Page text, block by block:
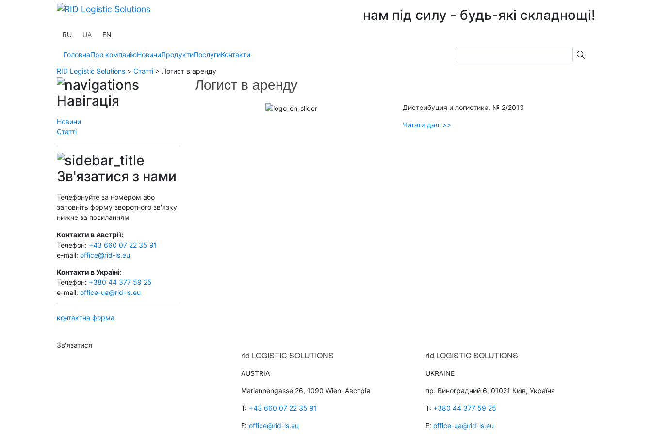
нам під силу - будь-які складнощі!
RU UA EN
ГоловнаПро компаніюНовиниПродуктиПослугиКонтакти
RID Logistic Solutions > Статті > Логист в аренду
Навігація
Новини
Статті
Зв'язатися з нами
Телефонуйте за номером або
заповніть форму зворотного зв'язку
нижче за посиланням
Контакти в Австрії:
Телефон: +43 660 07 22 35 91
e-mail: office@rid-ls.eu
Контакти в Україні:
Телефон: +380 44 377 59 25
e-mail: office-ua@rid-ls.eu
контактна форма
Логист в аренду
Дистрибуция и логистика, № 2/2013
Читати далі >>
Зв'язатися
rid LOGISTIC SOLUTIONS
AUSTRIA
Mariannengasse 26, 1090 Wien, Австрія
T: +43 660 07 22 35 91
E: office@rid-ls.eu
rid LOGISTIC SOLUTIONS
UKRAINE
пр. Виноградний 6, 01021 Київ, Україна
T: +380 44 377 59 25
E: office-ua@rid-ls.eu